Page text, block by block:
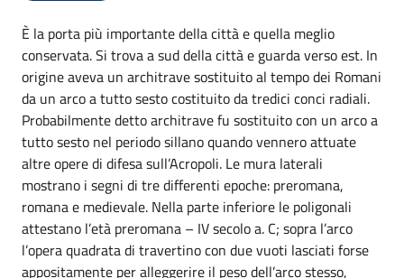
È la porta più importante della città e quella meglio
conservata. Si trova a sud della città e guarda verso est. In
origine aveva un architrave sostituito al tempo dei Romani
da un arco a tutto sesto costituito da tredici conci radiali.
Probabilmente detto architrave fu sostituito con un arco a
tutto sesto nel periodo sillano quando vennero attuate
altre opere di difesa sull’Acropoli. Le mura laterali
mostrano i segni di tre differenti epoche: preromana,
romana e medievale. Nella parte inferiore le poligonali
attestano l’età preromana – IV secolo a. C; sopra l’arco
l’opera quadrata di travertino con due vuoti lasciati forse
appositamente per alleggerire il peso dell’arco stesso,